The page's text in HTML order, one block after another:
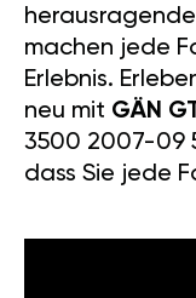
machen jede
Erlebnis.
neu mit GÄN
3500 2007-09
dass Sie jede